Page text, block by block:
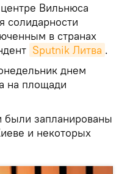
Вильнюса
солидарности
в странах
Sputnik Литва .
днем
на площади
были запланированы
и некоторых